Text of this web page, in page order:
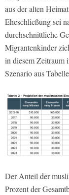
aus der alten
Eheschließung sei
durchschnittliche
Migrantenkinder
in diesem Zeitraum
Szenario aus
Der Anteil der
Prozent der